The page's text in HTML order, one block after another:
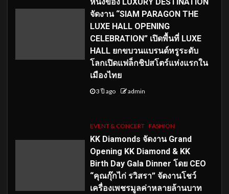
จัดงาน “SIAM PARAGON THE
LUXE HALL OPENING
CELEBRATION” เปิดพื้นที่ LUXE
HALL ยกขบวนแบรนด์หรูระดับ
โลกเปิดแฟล็กชิปสโตร์แห่งแรกใน
เมืองไทย
3 ปี ago admin
EVENT & CONCERT FASHION
KK Diamonds จัดงาน Grand
Opening KK Diamond & KK
Birth Day Gala Dinner โดย CEO
“คุณกุ๊กไก่ รวิสรา” จัดงานโชว์
เครื่องเพชรมูลค่าหลายล้านบาท